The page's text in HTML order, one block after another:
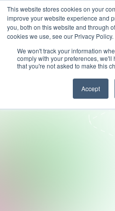
This website stores cookies on your
improve your website experience and
you, both on this website and through
cookies we use, see our Privacy Policy.
We won't track your information
comply with your preferences,
that you're not asked to make this
Accept